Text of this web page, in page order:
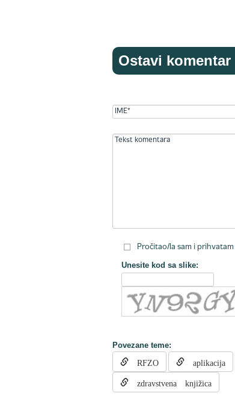
Ostavi komentar
Pročitao/la sam i prihvatam
Unesite kod sa slike:
Povezane teme:
RFZO aplikacija
zdravstvena knjižica